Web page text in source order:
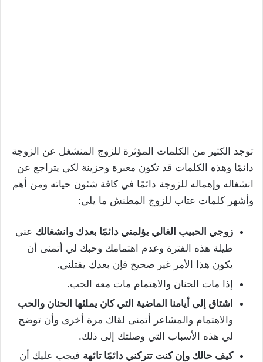
توجد الكثير من الكلمات المؤثرة للزوج المنشغل عن الزوجة
دائمًا وهذه الكلمات قد تكون معبرة وحزينة لكي يتراجع عن
انشغاله وإهماله للزوجة دائمًا في كافة شئون حياته ومن أهم
وأشهر كلمات عتاب للزوج المطنش ما يلي:
زوجي الحبيب الغالي يؤلمني دائمًا بعدك وانشغالك عني
طيلة هذه الفترة وعدم اهتمامك وحبك لي أتمنى أن
يكون هذا الأمر غير صحيح فإن بعدك يقتلني.
إذا مات الحنان والاهتمام مات معه الحب.
اشتاق إلى أيامنا الماضية التي كان يملئها الحنان والحب
والاهتمام والمشاعر أتمنى لقاك مرة أخرى وأن توضح
لي هذه الأسباب التي وصلتك إلى ذلك.
كيف حالك وإن كنت تتركني دائمًا تائهة فيجب عليك أن